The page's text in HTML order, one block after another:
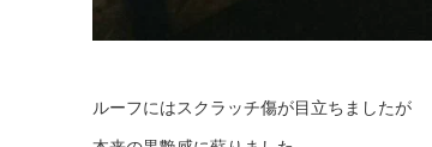
ルーフにはスクラッチ傷が目立ちましたが